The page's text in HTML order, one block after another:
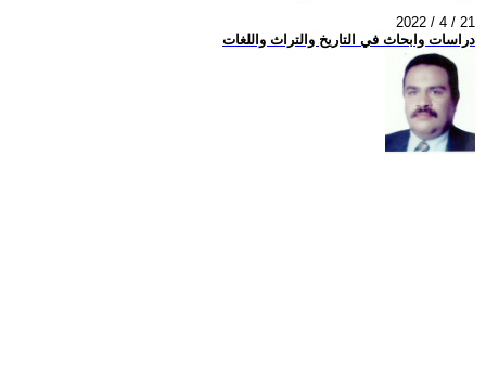
2022 / 4 / 21
دراسات وابحاث في التاريخ والتراث واللغات